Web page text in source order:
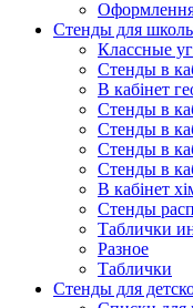
Стенды для
Классные
Стенды в
В кабінет
Стенды в
Стенды в
Стенды в
Стенды в
В кабінет
Стенды
Таблички
Разное
Таблички
Стенды для